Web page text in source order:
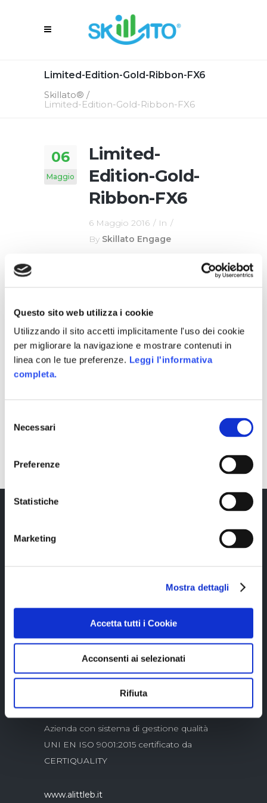
Questo sito web utilizza i cookie
Utilizzando il sito accetti implicitamente l'uso dei cookie
per migliorare la navigazione e mostrare contenuti in
linea con le tue preferenze. Leggi l'informativa
completa.
delNecessari
Preferenze
Statistiche
Marketing
Mostra dettagli
Accetta tutti i Cookie
Acconsenti ai selezionati
Rifiuta
Limited-Edition-Gold-Ribbon-FX6
Skillato® /
Limited-Edition-Gold-Ribbon-FX6
06
Maggio
Limited-
Edition-Gold-
Ribbon-FX6
6 Maggio 2016
In
By Skillato Engage
Copyright © 2023 Alittleb.it SRL.- P.IVA
05894340966
Azienda con sistema di gestione qualità
UNI EN ISO 9001:2015 certificato da
CERTIQUALITY
www.alittleb.it